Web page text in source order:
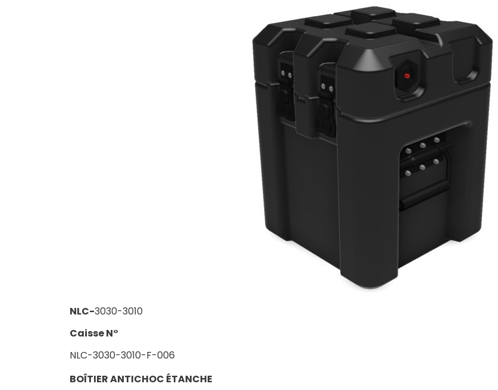
NLC-3030-3010
Caisse N°
NLC-3030-3010-F-006
BOÎTIER ANTICHOC ÉTANCHE